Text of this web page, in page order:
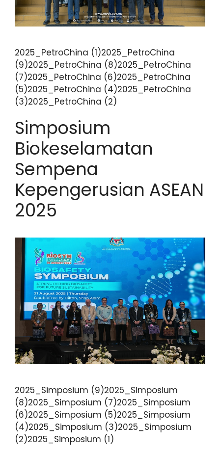
2025_PetroChina (1)2025_PetroChina
(9)2025_PetroChina (8)2025_PetroChina
(7)2025_PetroChina (6)2025_PetroChina
(5)2025_PetroChina (4)2025_PetroChina
(3)2025_PetroChina (2)
Simposium
Biokeselamatan
Sempena
Kepengerusian ASEAN
2025
2025_Simposium (9)2025_Simposium
(8)2025_Simposium (7)2025_Simposium
(6)2025_Simposium (5)2025_Simposium
(4)2025_Simposium (3)2025_Simposium
(2)2025_Simposium (1)